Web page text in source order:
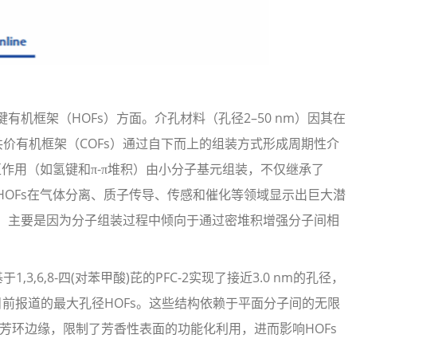
机框架（HOFs）方面。介孔材料（孔径2–50 nm）因其在
有机框架（COFs）通过自下而上的组装方式形成周期性介
用（如氢键和π-π堆积）由小分子基元组装，不仅继承了
在气体分离、质子传导、传感和催化等领域显示出巨大潜
要是因为分子组装过程中倾向于通过密堆积增强分子间相
四(对苯甲酸)芘的PFC-2实现了接近3.0 nm的孔径，
报道的最大孔径HOFs。这些结构依赖于平面分子间的无限
环边缘，限制了芳香性表面的功能化利用，进而影响HOFs